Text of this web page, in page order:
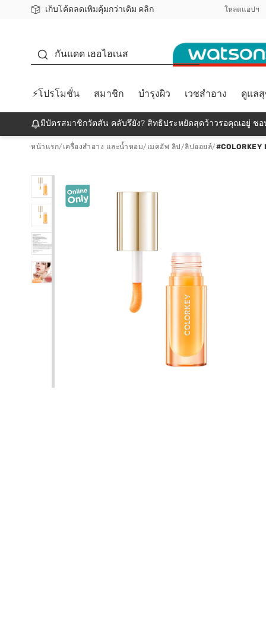
เก็บโค้ดลดเพิ่มคุ้มกว่าเดิม คลิก
ชอปออนไลน์ครั้งแรก ลดเพิ่มจุก ๆ 10%! 🎉
📦ส่งฟรี! เมื่อชอป 499฿
สมาชิกวัตสัน คลับดียังไง? โหลดแอปฯ
กันแดด เฮอไฮเนส
⚡โปรโมชั่น สมาชิก บำรุงผิว เวชสำอาง ดูแล
มีบัตรสมาชิกวัตสัน คลับรึยัง? สิทธิประหยัดสุดว้าวรอคุณอยู่ ชอ
หน้าแรก/ เครื่องสำอาง และน้ำหอม/ เมคอัพ ลิป /ลิปออยล์/#COLORKEY